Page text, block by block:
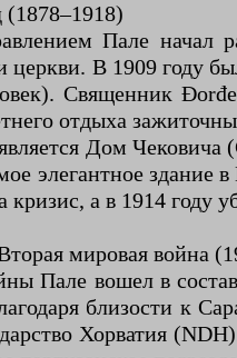
(1878–1918)
Пале начал
В 1909 году
Священник
отдыха
Дом Чековича
элегантное здание
кризис, а в 1914
мировая война
Пале вошел в
близости к
Хорватия